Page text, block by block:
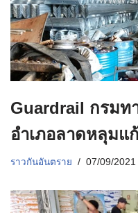
Guardrail กรมท
อำเภอลาดหลุมแ
ราวกันอันตราย 07/09/2021